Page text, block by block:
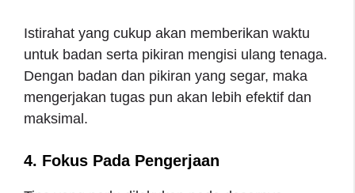
Istirahat yang cukup akan memberikan waktu
untuk badan serta pikiran mengisi ulang tenaga.
Dengan badan dan pikiran yang segar, maka
mengerjakan tugas pun akan lebih efektif dan
maksimal.
4. Fokus Pada Pengerjaan